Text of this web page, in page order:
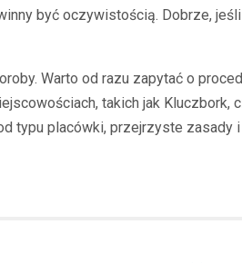
być oczywistością. Dobrze,
Warto od razu zapytać o
takich jak
typu placówki, przejrzyste